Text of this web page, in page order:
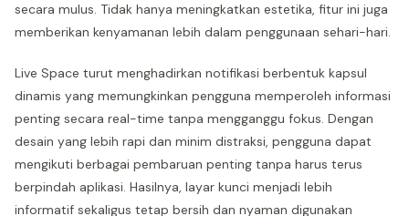
secara mulus. Tidak hanya meningkatkan estetika, fitur ini juga
memberikan kenyamanan lebih dalam penggunaan sehari-hari.
Live Space turut menghadirkan notifikasi berbentuk kapsul
dinamis yang memungkinkan pengguna memperoleh informasi
penting secara real-time tanpa mengganggu fokus. Dengan
desain yang lebih rapi dan minim distraksi, pengguna dapat
mengikuti berbagai pembaruan penting tanpa harus terus
berpindah aplikasi. Hasilnya, layar kunci menjadi lebih
informatif sekaligus tetap bersih dan nyaman digunakan